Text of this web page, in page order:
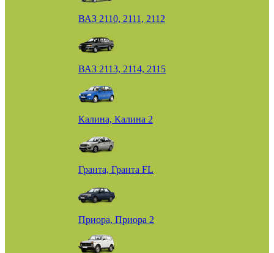
ВАЗ 2110, 2111, 2112
ВАЗ 2113, 2114, 2115
Калина, Калина 2
Гранта, Гранта FL
Приора, Приора 2